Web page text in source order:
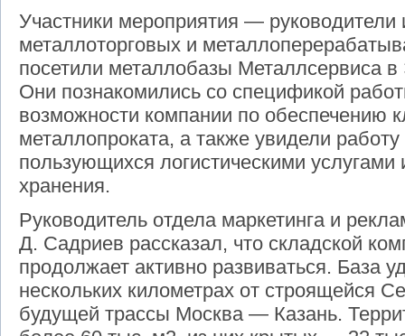
Участники мероприятия — руководители
металлоторговых и
посетили металлобазы Металлсервиса в
Они познакомились со спецификой
возможности компании по обеспечению
металлопроката, а также увидели
пользующихся логистическими услугами
хранения.
Руководитель отдела маркетинга и
Д. Садриев рассказал, что складской
продолжает активно развиваться. База
нескольких километрах от строящейся
будущей трассы Москва — Казань.